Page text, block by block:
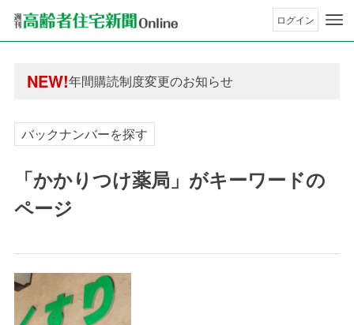
ログイン
NEW!
年間購読制度変更のお知らせ
高齢者住宅新聞 無料会員の皆様へ閲覧本数変更
高齢者住宅新聞 無料会員の皆様へ閲覧本数変更
バックナンバーを探す
「かかりつけ薬局」がキーワードの
ページ